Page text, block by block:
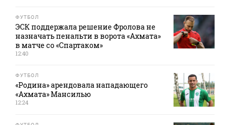
ФУТБОЛ
ЭСК поддержала решение Фролова не
назначать пенальти в ворота «Ахмата»
в матче со «Спартаком»
12:40
ФУТБОЛ
«Родина» арендовала нападающего
«Ахмата» Мансилью
12:24